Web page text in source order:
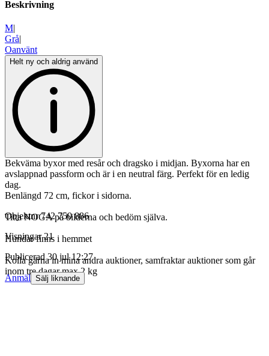
Beskrivning
M|
Grå|
Oanvänt
Helt ny och aldrig använd
Bekväma byxor med resår och dragsko i midjan. Byxorna har en
avslappnad passform och är i en neutral färg. Perfekt för en ledig
dag.
Benlängd 72 cm, fickor i sidorna.
Titta NOGA på bilderna och bedöm själva.
Hundar finns i hemmet
Kolla gärna in mina andra auktioner, samfraktar auktioner som går
inom tre dagar max 2 kg
Objektnr 742 750 886
Visningar 21
Publicerad 30 jul 12:27
Anmäl Sälj liknande